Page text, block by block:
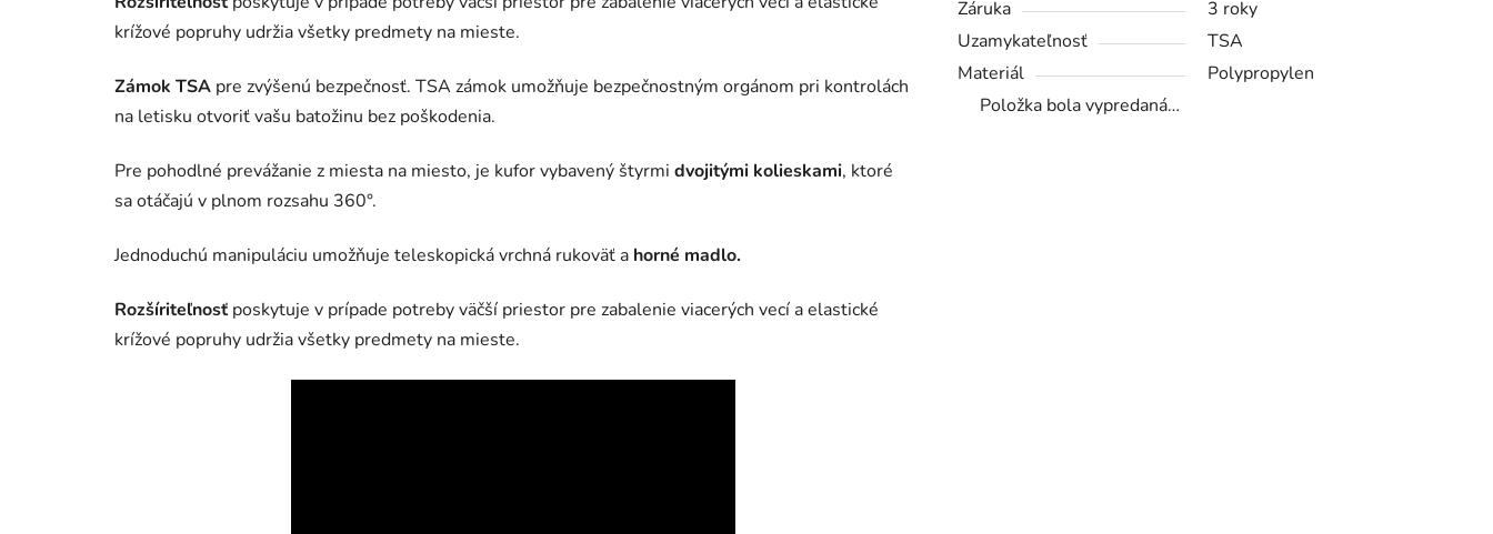
krížové popruhy udržia všetky predmety na mieste.
Zámok TSA pre zvýšenú bezpečnosť. TSA zámok umožňuje bezpečnostným orgánom pri kontrolách
na letisku otvoriť vašu batožinu bez poškodenia.
Pre pohodlné prevážanie z miesta na miesto, je kufor vybavený štyrmi dvojitými kolieskami, ktoré
sa otáčajú v plnom rozsahu 360°.
Jednoduchú manipuláciu umožňuje teleskopická vrchná rukoväť a horné madlo.
Rozšíriteľnosťposkytuje v prípade potreby väčší priestor pre zabalenie viacerých vecí a elastické
krížové popruhy udržia všetky predmety na mieste.
Záruka
3 roky
Uzamykateľnosť
TSA
Materiál
Polypropylen
Položka bola vypredaná…